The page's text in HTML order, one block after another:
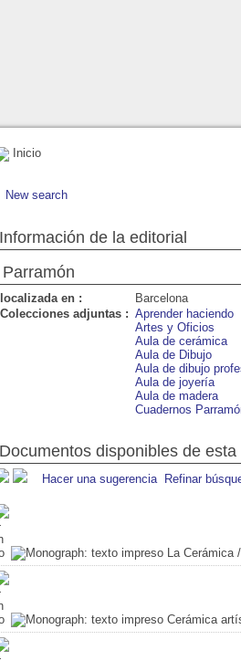
Inicio
New search
Información de la editorial
Parramón
localizada en :
Barcelona
Colecciones adjuntas : Aprender haciendo
Artes y Oficios
Aula de cerámica
Aula de Dibujo
Aula de dibujo
Aula de joyería
Aula de madera
Cuadernos
Documentos disponibles de esta
Hacer una sugerencia Refinar
La Cerámica /
Cerámica